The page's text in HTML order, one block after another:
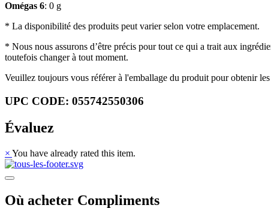
Omégas 6: 0 g
* La disponibilité des produits peut varier selon votre emplacement.
* Nous nous assurons d’être précis pour tout ce qui a trait aux
toutefois changer à tout moment.
Veuillez toujours vous référer à l'emballage du produit pour obtenir
UPC CODE: 055742550306
Évaluez
× You have already rated this item.
Où acheter Compliments